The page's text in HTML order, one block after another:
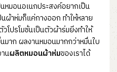
หมอนอเนกประสงค์อยากเป็น
ผ้าห่มก็แค่กางออก ทำให้หลาย
โปรโมชั่นเป็นตัวผ้าร่มยิ่งทำให้
าก ผลงานหมอนมากกว่าหมื่นใบ
นผลิตหมอนผ้าห่มของเราได้